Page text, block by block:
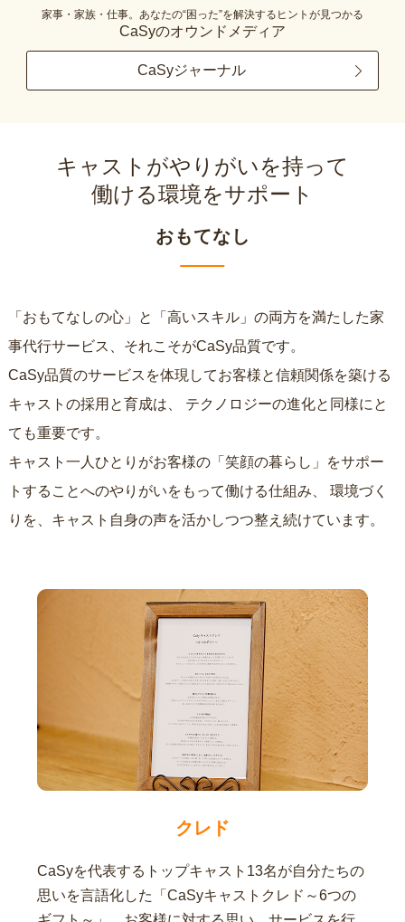
家事・家族・仕事。あなたの“困った”を解決するヒントが見つかる
CaSyのオウンドメディア
CaSyジャーナル
キャストがやりがいを持って
働ける環境をサポート
おもてなし
「おもてなしの心」と「高いスキル」の両方を満たした家
事代行サービス、それこそがCaSy品質です。
CaSy品質のサービスを体現してお客様と信頼関係を築ける
キャストの採用と育成は、
ても重要です。
キャスト一人ひとりがお客様の「笑顔の暮らし」をサポー
トすることへのやりがいをもって働ける仕組み、
りを、キャスト自身の声を活かしつつ整え続けています。
クレド
CaSyを代表するトップキャスト13名が自分たちの
思いを言語化した「CaSyキャストクレド～6つの